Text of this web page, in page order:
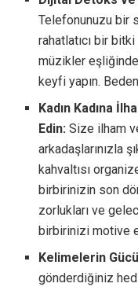
Telefonunuzu bir
rahatlatıcı bir
müzikler
keyfi yapın.
Kadın Kadına
Edin: Size ilham
arkadaşlarınızla
kahvaltısı
birbirinizin son
zorlukları ve
birbirinizi motive
Kelimelerin
gönderdiğiniz